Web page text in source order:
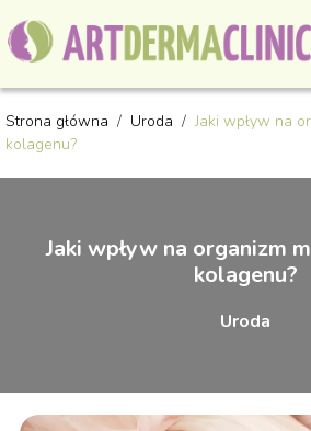
Strona główna / Uroda / Jaki wpływ na
kolagenu?
Jaki wpływ na organizm
kolagenu?
Uroda